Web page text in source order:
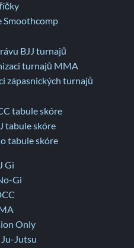
Smoothcomp
BJJ turnajů
turnajů MMA
zápasnických turnajů
tabule skóre
tabule skóre
tabule skóre
Gi
Gi
Only
Jutsu